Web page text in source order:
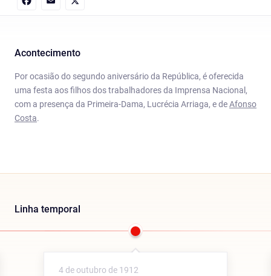
Acontecimento
Por ocasião do segundo aniversário da República, é oferecida
uma festa aos filhos dos trabalhadores da Imprensa Nacional,
com a presença da Primeira-Dama, Lucrécia Arriaga, e deAfonso
Costa.
Linha temporal
4 de outubro de 1912